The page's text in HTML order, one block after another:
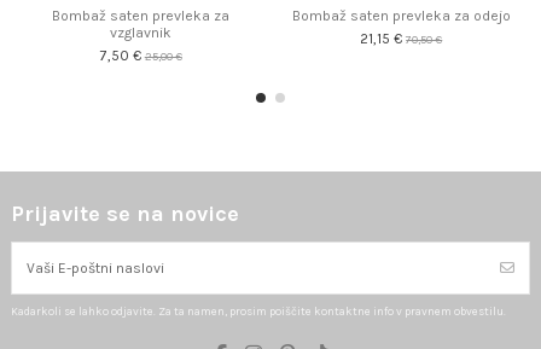
Bombaž saten prevleka za
vzglavnik
7,50 €25,00 €
Bombaž saten prevleka za odejo
21,15 €70,50 €
Prijavite se na novice
Kadarkoli se lahko odjavite. Za ta namen, prosim poiščite kontaktne info v pravnem obvestilu.